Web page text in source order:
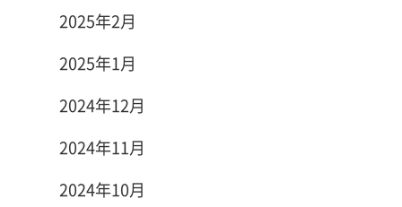
2025年2月
2025年1月
2024年12月
2024年11月
2024年10月